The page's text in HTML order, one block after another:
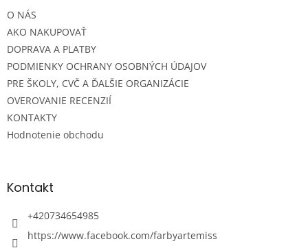
e
O NÁS
AKO NAKUPOVAŤ
DOPRAVA A PLATBY
PODMIENKY OCHRANY OSOBNÝCH ÚDAJOV
PRE ŠKOLY, CVČ A ĎALŠIE ORGANIZÁCIE
OVEROVANIE RECENZIÍ
KONTAKTY
Hodnotenie obchodu
Kontakt
+420734654985
https://www.facebook.com/farbyartemiss